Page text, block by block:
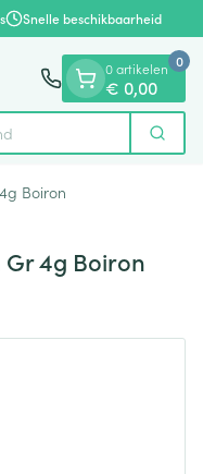
Snelle beschikbaarheid
Zoek
0 artikelen
€ 0,00
0
Boiron
4g Boiron